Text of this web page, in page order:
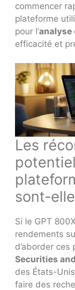
commencer
plateforme
pour l’analyse
efficacité et
Les
sont-
Si le GPT
rendements
d’aborder ces
Securities
des États-
faire des